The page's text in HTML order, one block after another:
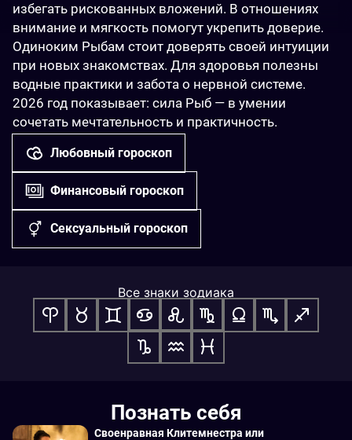
избегать рискованных вложений. В отношениях
внимание и мягкость помогут укрепить доверие.
Одиноким Рыбам стоит доверять своей интуиции
при новых знакомствах. Для здоровья полезны
водные практики и забота о нервной системе.
2026 год показывает: сила Рыб — в умении
сочетать мечтательность и практичность.
Любовный гороскоп
Финансовый гороскоп
Сексуальный гороскоп
Все знаки зодиака
Познать себя
Своенравная Клитемнестра или